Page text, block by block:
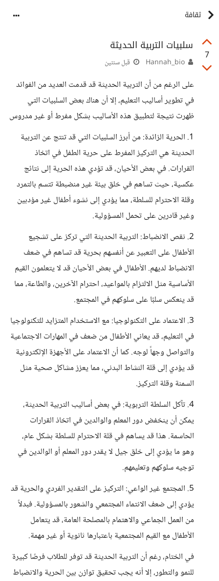
ثقافة
7
سلبيات التربية الحديثة
قبل سنتين
على الرغم من أن التربية الحديثة قد قدمت العديد من الفوائد
في تطوير أساليب التعليم، إلا أن هناك بعض السلبيات التي
ظهرت نتيجة لتطبيق هذه الأساليب بشكل مفرط أو غير مدروس
1. الحرية الزائدة: من أبرز السلبيات التي قد تنتج عن التربية
الحديثة هي التركيز المفرط على حرية الطفل في اتخاذ
القرارات. في بعض الأحيان، قد تؤدي هذه الحرية إلى نتائج
عكسية، حيث تساهم في خلق بيئة غير منضبطة تتسم بالتمرد
وقلة الاحترام للسلطة، مما يؤدي إلى نشوء أطفال غير مؤدبين
وغير قادرين على تحمل المسؤولية.
2. نقص الانضباط: التربية الحديثة التي تركز على تشجيع
الأطفال على التعبير عن أنفسهم بحرية قد تساهم في ضعف
الانضباط لديهم. الأطفال في بعض الأحيان قد لا يتعلمون القيم
الأساسية مثل الالتزام بالمواعيد، احترام الآخرين، والطاعة، مما
قد ينعكس سلبًا على سلوكهم في المجتمع.
3. الاعتماد على التكنولوجيا: مع الاستخدام المتزايد للتكنولوجيا
في التعليم، قد يعاني الأطفال من ضعف في المهارات الاجتماعية
والتواصل وجهاً لوجه. كما أن الاعتماد على الأجهزة الإلكترونية
قد يؤدي إلى قلة النشاط البدني، مما يعزز مشاكل صحية مثل
السمنة وقلة التركيز.
4. تآكل السلطة التربوية: في بعض أساليب التربية الحديثة،
يمكن أن ينخفض دور المعلم والوالدين في اتخاذ القرارات
الحاسمة. هذا قد يساهم في قلة الاحترام للسلطة بشكل عام،
وهو ما يؤدي إلى خلق جيل لا يقدر دور المعلم أو الوالدين في
توجيه سلوكهم وتعليمهم.
5. المجتمع غير الواعي: التركيز على التقدير الفردي والحرية قد
يؤدي إلى ضعف الانتماء المجتمعي والشعور بالمسؤولية. فبدلاً
من العمل الجماعي والاهتمام بالمصلحة العامة، قد يتعامل
الأطفال مع القيم المجتمعية باعتبارها ثانوية أو غير مهمة.
في الختام، رغم أن التربية الحديثة قد توفر للطلاب فرصًا كبيرة
للنمو والتطور، إلا أنه يجب تحقيق توازن بين الحرية والانضباط